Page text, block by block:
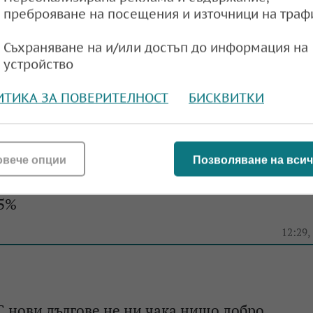
финансиране за България става
млн. лева при изключително неизгодна
12:29,
преброяване на посещения и източници на
Съхраняване на и/или достъп до информация на
устройство
ЗА ПОВЕРИТЕЛНОСТ БИСКВИТКИ
Позволяване на
опции